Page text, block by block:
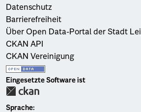
Datenschutz
Barrierefreiheit
Über Open Data-Portal der Stadt
CKAN API
CKAN Vereinigung
Eingesetzte Software ist
Sprache